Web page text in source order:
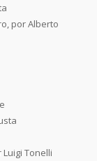
por Alberto
Tonelli